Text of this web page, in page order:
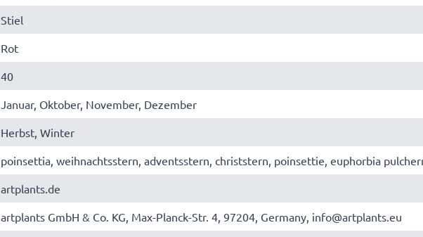
Stiel
Rot
40
Januar, Oktober, November, Dezember
Herbst, Winter
poinsettia, weihnachtsstern, adventsstern, christstern, poinsettie, euphorbia
artplants.de
artplants GmbH & Co. KG, Max-Planck-Str. 4, 97204, Germany, info@artplants.eu